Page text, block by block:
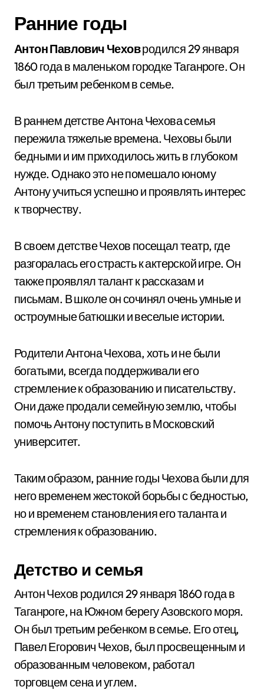
Ранние годы
Антон Павлович Чеховродился 29 января
1860 года в маленьком городке Таганроге. Он
был третьим ребенком в семье.
В раннем детстве Антона Чехова семья
пережила тяжелые времена. Чеховы были
бедными и им приходилось жить в глубоком
нужде. Однако это не помешало юному
Антону учиться успешно и проявлять интерес
к творчеству.
В своем детстве Чехов посещал театр, где
разгоралась его страсть к актерской игре. Он
также проявлял талант к рассказам и
письмам. В школе он сочинял очень умные и
остроумные батюшки и веселые истории.
Родители Антона Чехова, хоть и не были
богатыми, всегда поддерживали его
стремление к образованию и писательству.
Они даже продали семейную землю, чтобы
помочь Антону поступить в Московский
университет.
Таким образом, ранние годы Чехова были для
него временем жестокой борьбы с бедностью,
но и временем становления его таланта и
стремления к образованию.
Детство и семья
Антон Чехов родился 29 января 1860 года в
Таганроге, на Южном берегу Азовского моря.
Он был третьим ребенком в семье. Его отец,
Павел Егорович Чехов, был просвещенным и
образованным человеком, работал
торговцем сена и углем.